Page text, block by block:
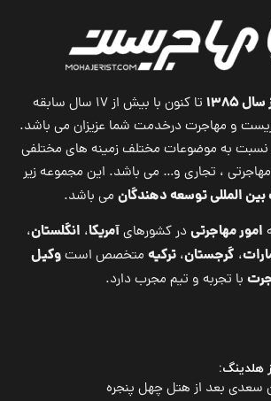
۱۳۸۵
تا کنون با بیش از ۱۷ سال سابقه
و مهاجرت درخدمت شما عزیزان می باشد.
به موضوعات مختلف زمینه های مختلفی
، تجاری و… می باشد. این مجموعه زیر
المللی توسعه دهندگان می باشد.
امور مهاجرتیدر کشورهایآمریکا، انگلستان،
، گرجستان، ترکیه متخصص استوکیل
با تجربه و تیم مجرب دارد.
هلدینگ: